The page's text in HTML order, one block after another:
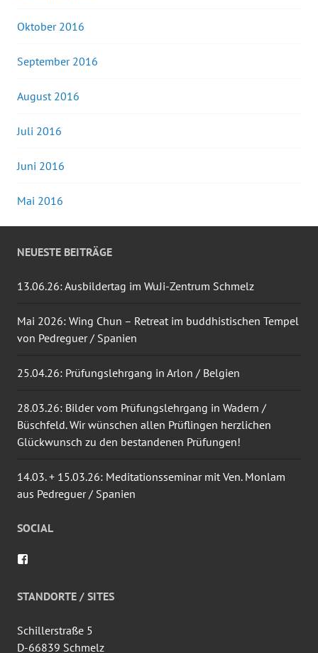
Oktober 2016
September 2016
August 2016
Juli 2016
Juni 2016
Mai 2016
NEUESTE BEITRÄGE
13.06.26: Ausbildertag im WuJi-Zentrum Schmelz
Mai 2026: Wing Chun – Retreat im buddhistischen Tempel
von Pedreguer / Spanien
25.04.26: Prüfungslehrgang in Arlon / Belgien
28.03.26: Bilder vom Prüfungslehrgang in Wadern /
Büschfeld. Wir wünschen allen Prüflingen herzlichen
Glückwunsch zu den bestandenen Prüfungen!
14.03. + 15.03.26: Meditationsseminar mit Ven. Monlam
aus Pedreguer / Spanien
SOCIAL
auf
Facebook
STANDORTE / SITES
Schillerstraße 5
D-66839 Schmelz